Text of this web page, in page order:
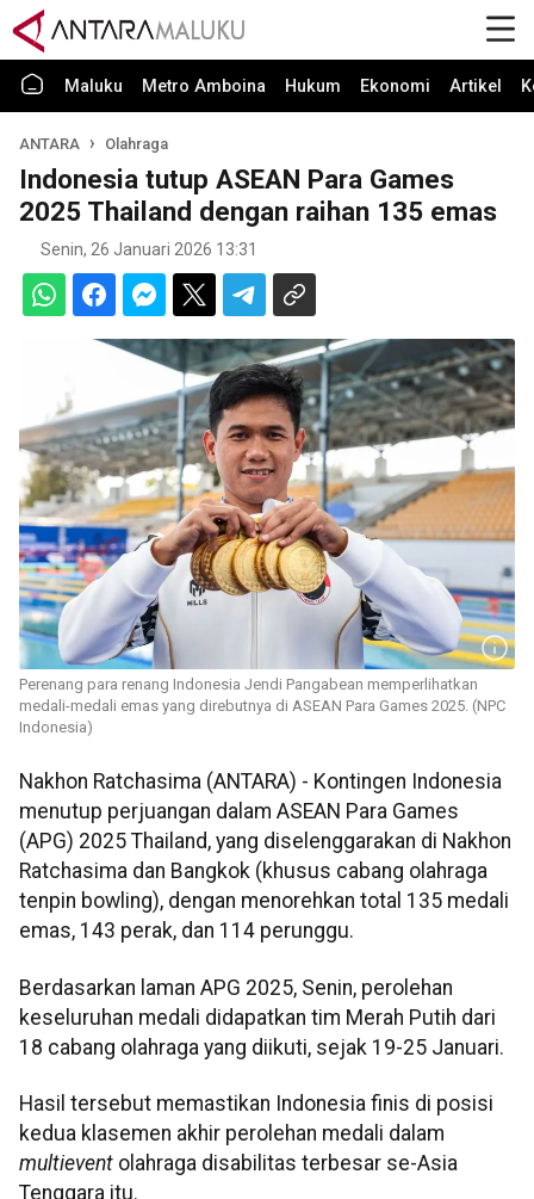
Maluku Metro Amboina Hukum Ekonomi Artikel
ANTARA Olahraga
Indonesia tutup ASEAN Para Games
2025 Thailand dengan raihan 135 emas
Senin, 26 Januari 2026 13:31
Perenang para renang Indonesia Jendi Pangabean memperlihatkan
medali-medali emas yang direbutnya di ASEAN Para Games 2025. (NPC
Indonesia)
Nakhon Ratchasima (ANTARA) - Kontingen Indonesia
menutup perjuangan dalam ASEAN Para Games
(APG) 2025 Thailand, yang diselenggarakan di Nakhon
Ratchasima dan Bangkok (khusus cabang olahraga
tenpin bowling), dengan menorehkan total 135 medali
emas, 143 perak, dan 114 perunggu.
Berdasarkan laman APG 2025, Senin, perolehan
keseluruhan medali didapatkan tim Merah Putih dari
18 cabang olahraga yang diikuti, sejak 19-25 Januari.
Hasil tersebut memastikan Indonesia finis di posisi
kedua klasemen akhir perolehan medali dalam
multievent olahraga disabilitas terbesar se-Asia
Tenggara itu.